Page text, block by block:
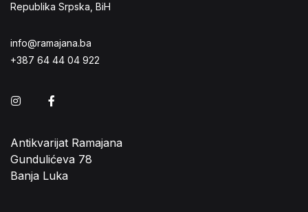
Republika Srpska, BiH
info@ramajana.ba
+387 64 44 04 922
Instagram
Antikvarijat Ramajana
Gundulićeva 78
Banja Luka